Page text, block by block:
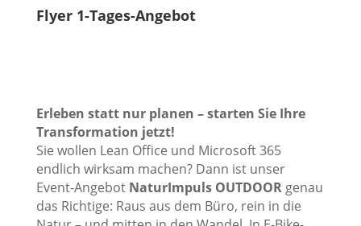
Flyer 1-Tages-Angebot
Erleben statt nur planen – starten Sie Ihre
Transformation jetzt!
Sie wollen Lean Office und Microsoft 365
endlich wirksam machen? Dann ist unser
Event-Angebot NaturImpuls OUTDOORgenau
das Richtige: Raus aus dem Büro, rein in die